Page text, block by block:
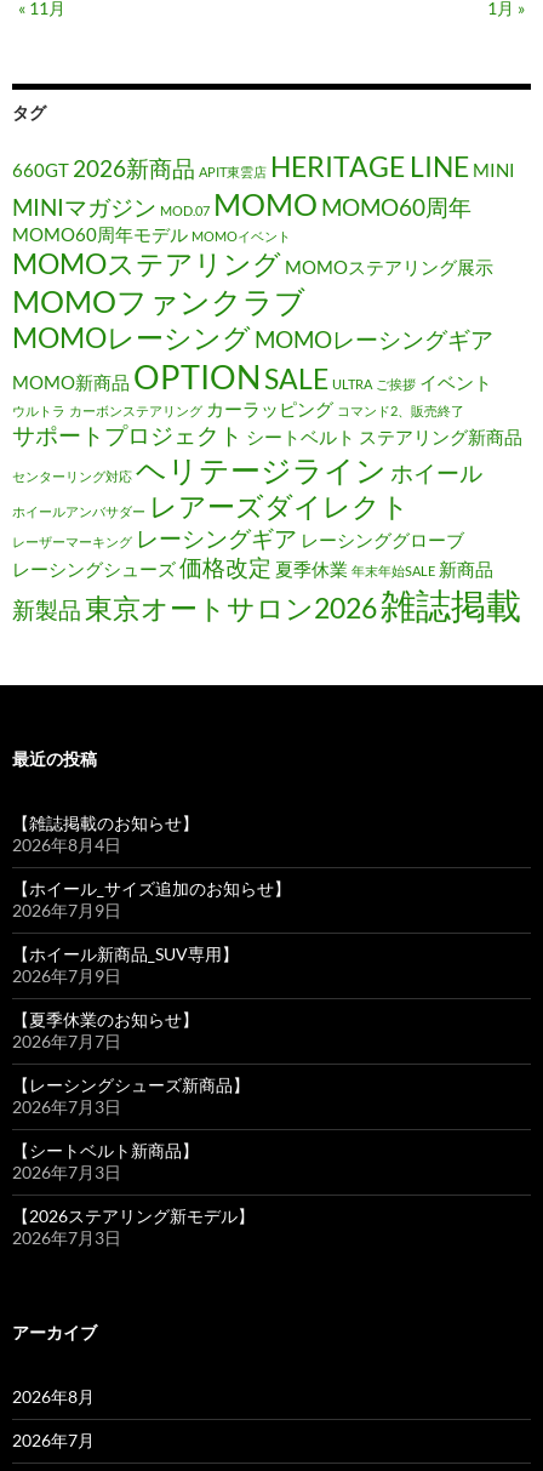
« 11月 1月 »
タグ
660GT 2026新商品 APIT東雲店 HERITAGE LINE MINI
MINIマガジン MOD.07 MOMO MOMO60周年
MOMO60周年モデル MOMOイベント
MOMOステアリング MOMOステアリング展示
MOMOファンクラブ
MOMOレーシングMOMOレーシングギア
MOMO新商品 OPTION SALE ULTRA ご挨拶 イベント
ウルトラ カーボンステアリング カーラッピング コマンド2、販売終了
サポートプロジェクト シートベルト ステアリング新商品
センターリング対応 ヘリテージライン ホイール
ホイールアンバサダー レアーズダイレクト
レーザーマーキング レーシングギア レーシンググローブ
レーシングシューズ価格改定 夏季休業 年末年始SALE 新商品
新製品 東京オートサロン2026雑誌掲載
最近の投稿
【雑誌掲載のお知らせ】
2026年8月4日
【ホイール_サイズ追加のお知らせ】
2026年7月9日
【ホイール新商品_SUV専用】
2026年7月9日
【夏季休業のお知らせ】
2026年7月7日
【レーシングシューズ新商品】
2026年7月3日
【シートベルト新商品】
2026年7月3日
【2026ステアリング新モデル】
2026年7月3日
アーカイブ
2026年8月
2026年7月